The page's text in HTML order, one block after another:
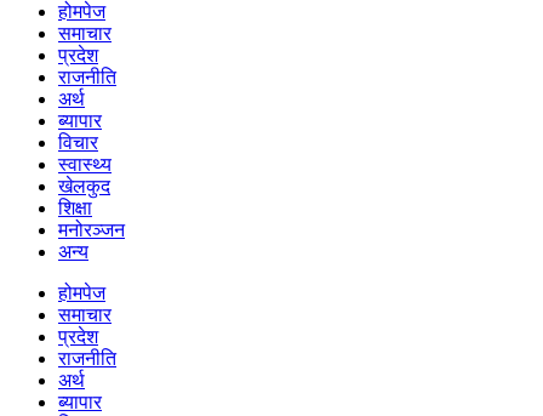
होमपेज
समाचार
प्रदेश
राजनीति
अर्थ
ब्यापार
विचार
स्वास्थ्य
खेलकुद
शिक्षा
मनोरञ्जन
अन्य
होमपेज
समाचार
प्रदेश
राजनीति
अर्थ
ब्यापार